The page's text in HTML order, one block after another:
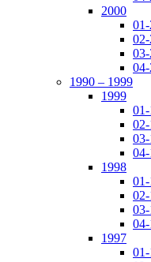
2000
1990 – 1999
1999
1998
1997